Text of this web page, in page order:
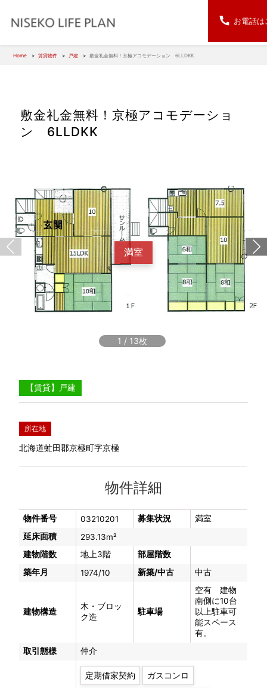
Home 賃貸物件 戸建 敷金礼金無料！京極アコモデーション 6LLDKK
敷金礼金無料！京極アコモデーショ
ン 6LLDKK
満室
1 / 13
【賃貸】戸建
所在地
北海道虻田郡京極町字京極
物件詳細
物件番号 03210201 募集状況
満室
延床面積
293.13m²
建物階数
地上3階
部屋階数
築年月
1974/10 新築/中古 中古
建物構造
木・ブロッ
ク造
駐車場
空有 建物
南側に10台
以上駐車可
能スペース
有。
取引態様
仲介
定期借家契約 ガスコンロ
お電話は